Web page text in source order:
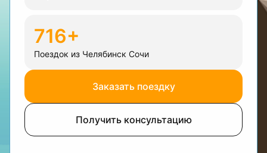
716+
Поездок из Челябинск Сочи
Заказать поездку
Получить консультацию